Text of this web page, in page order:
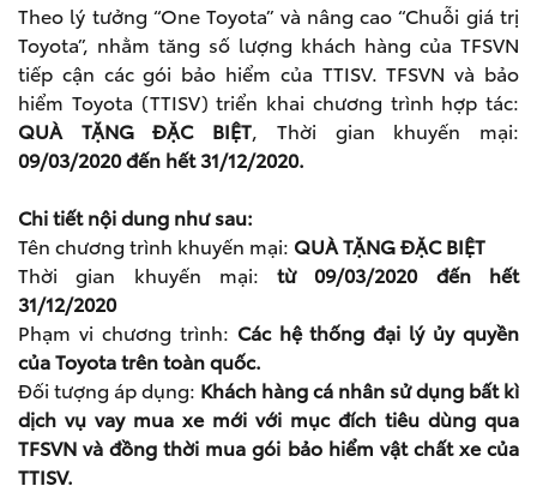
Theo lý tưởng “One Toyota” và nâng cao “Chuỗi giá trị
Toyota”, nhằm tăng số lượng khách hàng của TFSVN
tiếp cận các gói bảo hiểm của TTISV. TFSVN và bảo
hiểm Toyota (TTISV) triển khai chương trình hợp tác:
QUÀ TẶNG ĐẶC BIỆT, Thời gian khuyến mại:
09/03/2020 đến hết 31/12/2020.
Chi tiết nội dung như sau:
Tên chương trình khuyến mại: QUÀ TẶNG ĐẶC BIỆT
Thời gian khuyến mại:từ 09/03/2020 đến hết
31/12/2020
Phạm vi chương trình: Các hệ thống đại lý ủy quyền
của Toyota trên toàn quốc.
Đối tượng áp dụng: Khách hàng cá nhân sử dụng bất kì
dịch vụ vay mua xe mới với mục đích tiêu dùng qua
TFSVN và đồng thời mua gói bảo hiểm vật chất xe của
TTISV.